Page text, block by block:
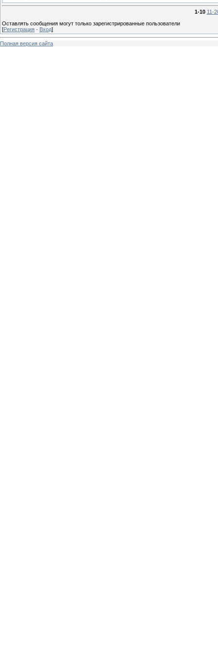
1-10 11-
Оставлять сообщения могут только зарегистрированные пользователи
[Регистрация · Вход]
Полная версия сайта